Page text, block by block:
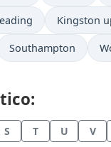
Kingston
Southampton
S T U V